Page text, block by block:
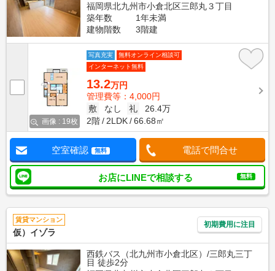
福岡県北九州市小倉北区三郎丸３丁目
築年数
1年未満
建物階数
3階建
画像 : 19枚
写真充実
無料オンライン相談可
インターネット無料
13.2万円
管理費等：4,000円
敷
なし 礼
26.4万
2階
2LDK 66.68㎡
空室確認 無料 電話で問合せ
お店にLINEで相談する 無料
賃貸マンション
仮）イゾラ
初期費用に注目
西鉄バス（北九州市小倉北区）/三郎丸三丁
目 徒歩2分